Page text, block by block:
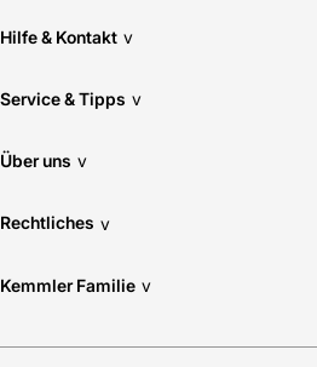
Hilfe & Kontakt v
Service & Tipps v
Über uns v
Rechtliches v
Kemmler Familie v